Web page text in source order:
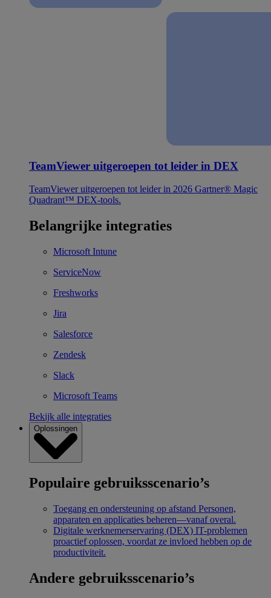
TeamViewer uitgeroepen tot leider in DEX
TeamViewer uitgeroepen tot leider in 2026 Gartner® Magic
Quadrant™ DEX-tools.
Belangrijke integraties
Microsoft Intune
ServiceNow
Freshworks
Jira
Salesforce
Zendesk
Slack
Microsoft Teams
Bekijk alle integraties
Oplossingen
Populaire gebruiksscenario’s
Toegang en ondersteuning op afstand Personen,
apparaten en applicaties beheren—vanaf overal.
Digitale werknemerservaring (DEX) IT-problemen
proactief oplossen, voordat ze invloed hebben op de
productiviteit.
Andere gebruiksscenario’s